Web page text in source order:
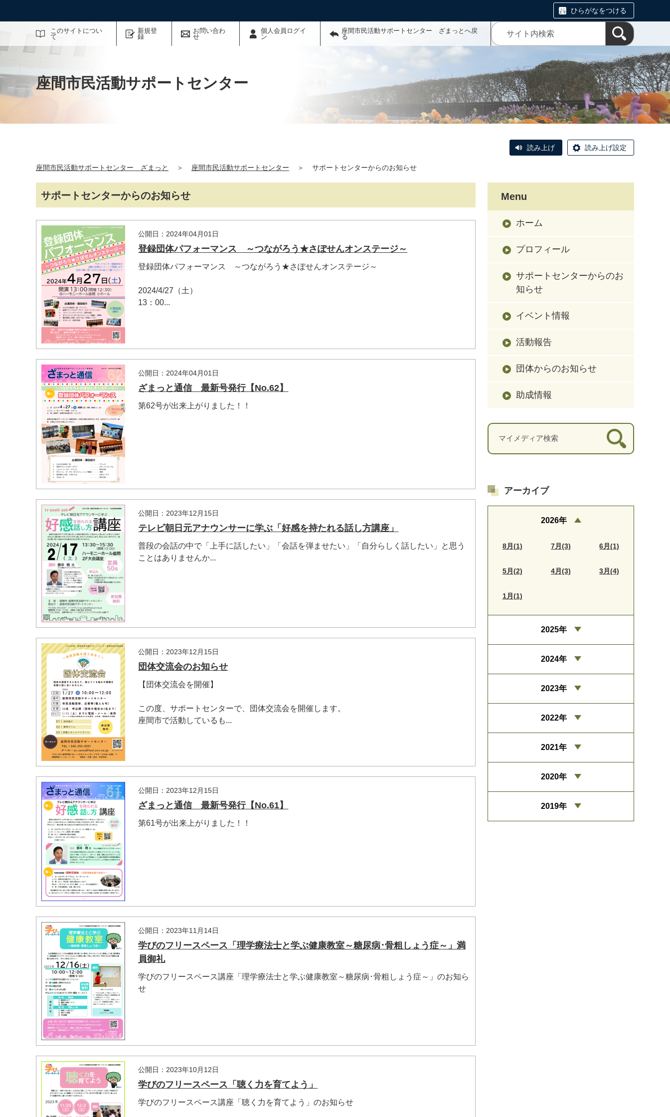
ひらがなをつける
このサイトについ
て
新規登
録
お問い合わ
せ
個人会員ログイ
ン
座間市民活動サポートセンター ざまっとへ戻
る
サイト内検索
座間市民活動サポートセンター
読み上げ 読み上げ設定
座間市民活動サポートセンター ざまっと ＞ 座間市民活動サポートセンター ＞ サポートセンターからのお知らせ
サポートセンターからのお知らせ
公開日：2024年04月01日
登録団体パフォーマンス ～つながろう★さぽせんオンステージ～
登録団体パフォーマンス ～つながろう★さぽせんオンステージ～
2024/4/27（土）
13：00...
公開日：2024年04月01日
ざまっと通信 最新号発行【No.62】
第62号が出来上がりました！！
公開日：2023年12月15日
テレビ朝日元アナウンサーに学ぶ「好感を持たれる話し方講座」
普段の会話の中で「上手に話したい」「会話を弾ませたい」「自分らしく話したい」と思う
ことはありませんか...
公開日：2023年12月15日
団体交流会のお知らせ
【団体交流会を開催】
この度、サポートセンターで、団体交流会を開催します。
座間市で活動しているも...
公開日：2023年12月15日
ざまっと通信 最新号発行【No.61】
第61号が出来上がりました！！
公開日：2023年11月14日
学びのフリースペース「理学療法士と学ぶ健康教室～糖尿病･骨粗しょう症～」満
員御礼
学びのフリースペース講座「理学療法士と学ぶ健康教室～糖尿病･骨粗しょう症～」のお知ら
せ
公開日：2023年10月12日
学びのフリースペース「聴く力を育てよう」
学びのフリースペース講座「聴く力を育てよう」のお知らせ
Menu
ホーム
プロフィール
サポートセンターからのお
知らせ
イベント情報
活動報告
団体からのお知らせ
助成情報
マイメディア検索
アーカイブ
2026年
8月(1) 7月(3) 6月(1)
5月(2) 4月(3) 3月(4)
1月(1)
2025年
2024年
2023年
2022年
2021年
2020年
2019年